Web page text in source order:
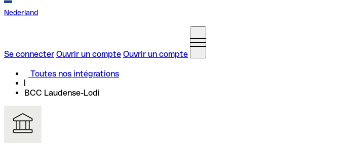
Nederland
Se connecter Ouvrir un compte Ouvrir un compte
Toutes nos intégrations
BCC Laudense-Lodi